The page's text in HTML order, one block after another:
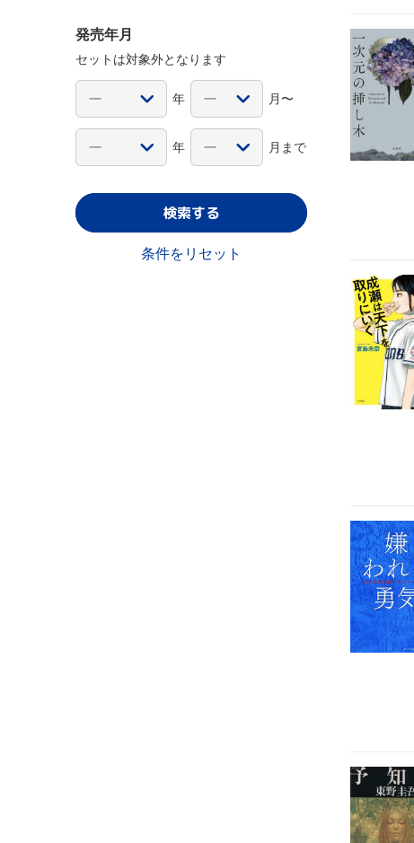
発売年月
セットは対象外となります
年 月〜
年 月まで
検索する
条件をリセット